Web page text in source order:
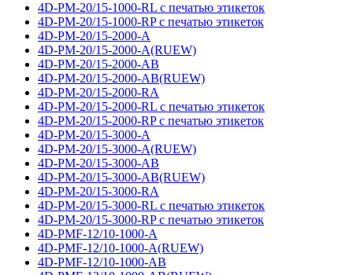
4D-PM-20/15-1000-RL с печатью этикеток
4D-PM-20/15-1000-RP с печатью этикеток
4D-PM-20/15-2000-A
4D-PM-20/15-2000-A(RUEW)
4D-PM-20/15-2000-AB
4D-PM-20/15-2000-AB(RUEW)
4D-PM-20/15-2000-RA
4D-PM-20/15-2000-RL с печатью этикеток
4D-PM-20/15-2000-RP с печатью этикеток
4D-PM-20/15-3000-A
4D-PM-20/15-3000-A(RUEW)
4D-PM-20/15-3000-AB
4D-PM-20/15-3000-AB(RUEW)
4D-PM-20/15-3000-RA
4D-PM-20/15-3000-RL с печатью этикеток
4D-PM-20/15-3000-RP с печатью этикеток
4D-PMF-12/10-1000-A
4D-PMF-12/10-1000-A(RUEW)
4D-PMF-12/10-1000-AB